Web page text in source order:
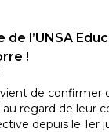
de l’UNSA
!
de confirmer
au regard de leur
depuis le 1er